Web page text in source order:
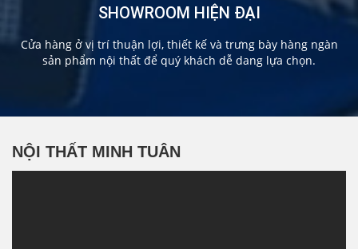
SHOWROOM HIỆN ĐẠI
Cửa hàng ở vị trí thuận lợi, thiết kế và trưng bày hàng ngàn
sản phẩm nội thất để quý khách dễ dang lựa chọn.
NỘI THẤT MINH TUÂN